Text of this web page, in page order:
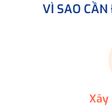
VÌ SAO
Xây